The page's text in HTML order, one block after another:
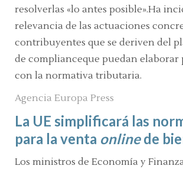
resolverlas «lo antes posible».Ha
relevancia de las actuaciones
contribuyentes que se deriven del
de complianceque puedan
con la normativa tributaria.
Agencia Europa Press
La UE simplificará las
para la venta onlinede
Los ministros de Economía y